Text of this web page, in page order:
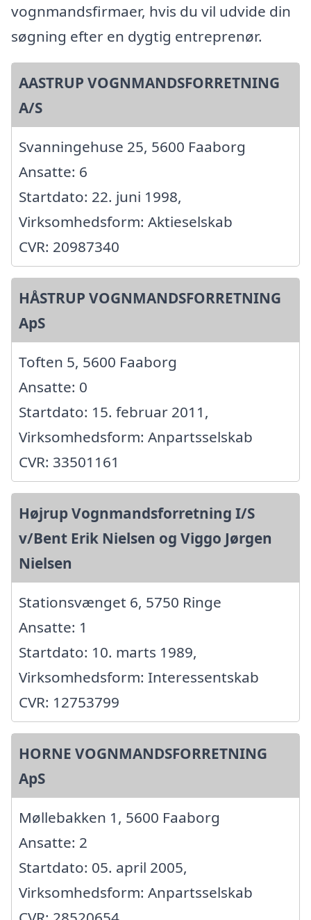
vognmandsfirmaer, hvis du vil udvide din
søgning efter en dygtig entreprenør.
AASTRUP VOGNMANDSFORRETNING
A/S
Svanningehuse 25, 5600 Faaborg
Ansatte: 6
Startdato: 22. juni 1998,
Virksomhedsform: Aktieselskab
CVR: 20987340
HÅSTRUP VOGNMANDSFORRETNING
ApS
Toften 5, 5600 Faaborg
Ansatte: 0
Startdato: 15. februar 2011,
Virksomhedsform: Anpartsselskab
CVR: 33501161
Højrup Vognmandsforretning I/S
v/Bent Erik Nielsen og Viggo Jørgen
Nielsen
Stationsvænget 6, 5750 Ringe
Ansatte: 1
Startdato: 10. marts 1989,
Virksomhedsform: Interessentskab
CVR: 12753799
HORNE VOGNMANDSFORRETNING
ApS
Møllebakken 1, 5600 Faaborg
Ansatte: 2
Startdato: 05. april 2005,
Virksomhedsform: Anpartsselskab